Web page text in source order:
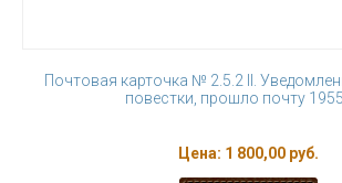
Почтовая карточка № 2.5.2 II.
повестки, прошло почту
Цена: 1 800,00 руб.